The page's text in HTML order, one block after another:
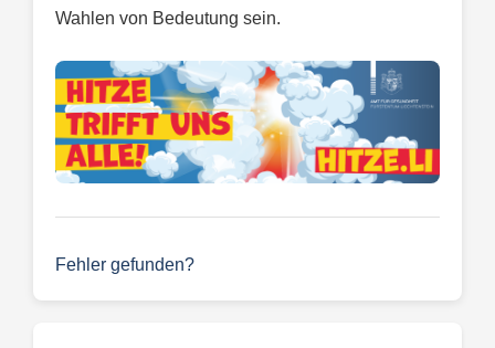
Wahlen von Bedeutung sein.
Fehler gefunden?